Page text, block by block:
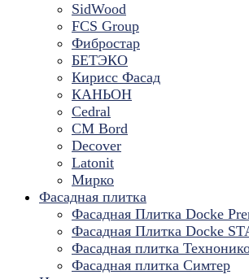
SidWood
FCS Group
Фибростар
БЕТЭКО
Кирисс Фасад
КАНЬОН
Cedral
CM Bord
Decover
Latonit
Мирко
Фасадная плитка
Фасадная Плитка Docke
Фасадная Плитка Docke
Фасадная плитка
Фасадная плитка Симтер